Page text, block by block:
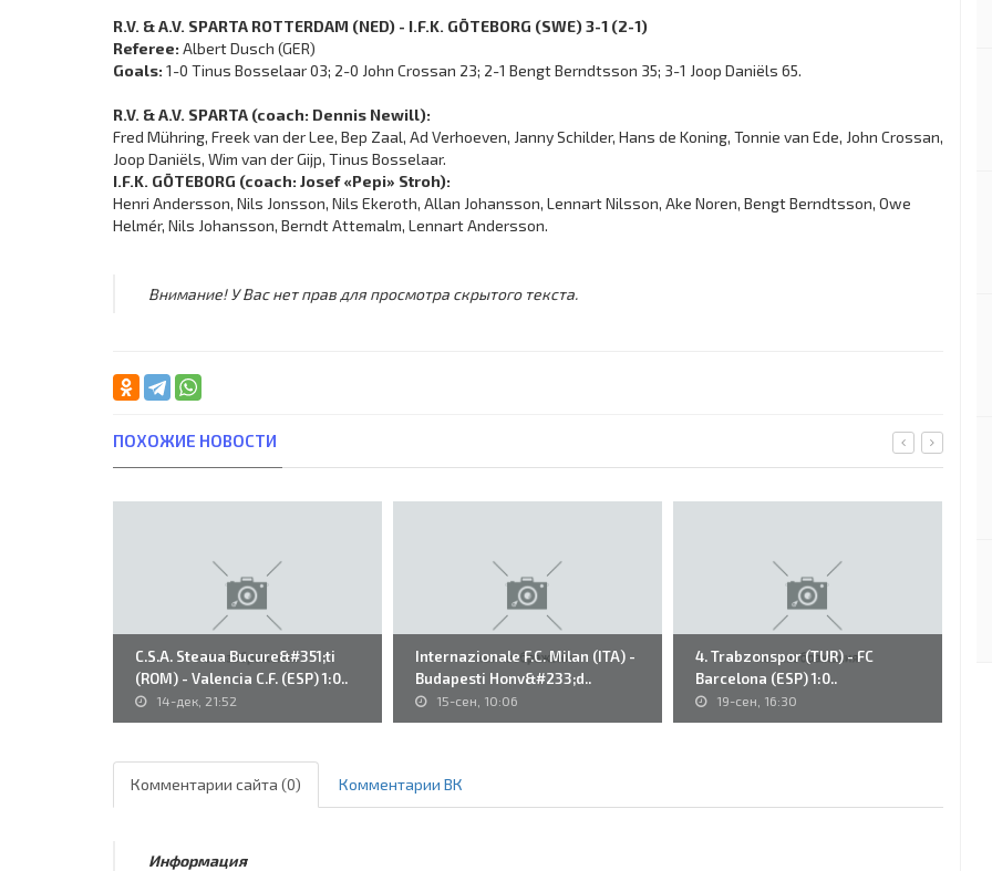
R.V. & A.V. SPARTA ROTTERDAM (NED) - I.F.K. GÖTEBORG (SWE) 3-1 (2-1)
Referee: Albert Dusch (GER)
Goals: 1-0 Tinus Bosselaar 03; 2-0 John Crossan 23; 2-1 Bengt Berndtsson 35; 3-1 Joop Daniëls 65.
R.V. & A.V. SPARTA (coach: Dennis Newill):
Fred Mühring, Freek van der Lee, Bep Zaal, Ad Verhoeven, Janny Schilder, Hans de Koning, Tonnie van Ede, John Crossan,
Joop Daniëls, Wim van der Gijp, Tinus Bosselaar.
I.F.K. GÖTEBORG (coach: Josef «Pepi» Stroh):
Henri Andersson, Nils Jonsson, Nils Ekeroth, Allan Johansson, Lennart Nilsson, Ake Noren, Bengt Berndtsson, Owe
Helmér, Nils Johansson, Berndt Attemalm, Lennart Andersson.
Внимание! У Вас нет прав для просмотра скрытого текста.
ПОХОЖИЕ НОВОСТИ
C.S.A. Steaua Bucure&#351;ti
(ROM) - Valencia C.F. (ESP) 1:0..
14-дек, 21:52
Internazionale F.C. Milan (ITA) -
Budapesti Honv&#233;d..
15-сен, 10:06
4. Trabzonspor (TUR) - FC
Barcelona (ESP) 1:0..
19-сен, 16:30
Комментарии сайта (0) Комментарии ВК
Информация